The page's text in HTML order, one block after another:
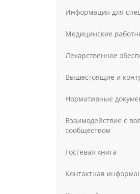
Информация для
Медицинские
Лекарственное
Вышестоящие и
Нормативные
Взаимодействие с
сообществом
Гостевая книга
Контактная